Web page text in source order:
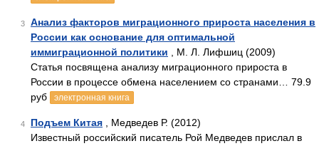
3
Анализ факторов миграционного прироста населения в
России как основание для оптимальной
иммиграционной политики , М. Л. Лифшиц (2009)
Статья посвящена анализу миграционного прироста в
России в процессе обмена населением со странами… 79.9
руб
электронная книга
4 Подъем Китая , Медведев Р. (2012)
Известный российский писатель Рой Медведев прислал в